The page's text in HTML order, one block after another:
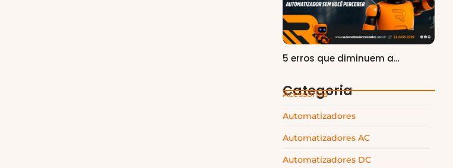
5 erros que diminuem a…
Categoria
Acessórios
Automatizadores
Automatizadores AC
Automatizadores DC